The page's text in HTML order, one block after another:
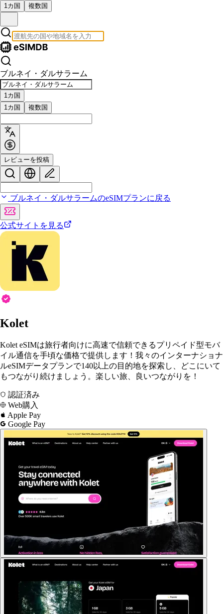
1カ国 複数国
ブルネイ・ダルサラーム
1カ国
1カ国
複数国
レビューを投稿
ブルネイ・ダルサラームのeSIMプランに戻る
公式サイトを見る
Kolet
Kolet eSIMは旅行者向けに高速で信頼できるプリペイド型モバ
イル通信を手頃な価格で提供します！我々のインターナショナ
ルeSIMデータプランで140以上の目的地を探索し、どこにいて
もつながり続けましょう。楽しい旅、良いつながりを！
認証済み
Web購入
Apple Pay
Google Pay